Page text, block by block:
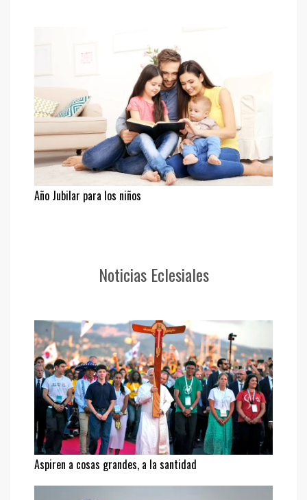
Año Jubilar para los niños
Noticias Eclesiales
Aspiren a cosas grandes, a la santidad